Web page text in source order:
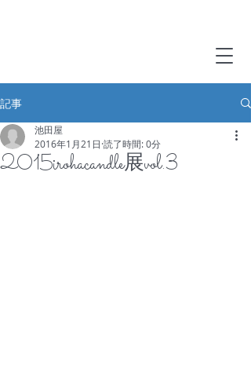
記事
2015irohacandle展vol.3
池田屋
2016年1月21日 読了時間: 0分